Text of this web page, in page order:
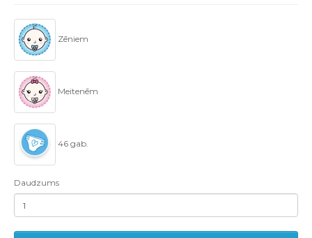
Zēniem
Meitenēm
46 gab.
Daudzums